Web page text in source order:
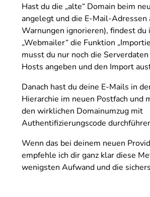
Hast du die „alte“ Domain beim
angelegt und die E-Mail-Adressen
Warnungen ignorieren), findest du
„Webmailer“ die Funktion
musst du nur noch die
Hosts angeben und den Import
Danach hast du deine E-Mails in
Hierarchie im neuen Postfach und
den wirklichen Domainumzug mit
Authentifizierungscode
Wenn das bei deinem neuen
empfehle ich dir ganz klar diese
wenigsten Aufwand und die